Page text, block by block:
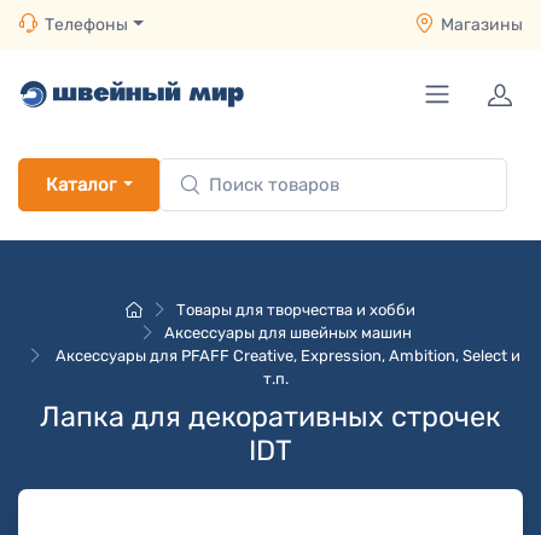
Телефоны Магазины
Каталог
Товары для творчества и хобби
Аксессуары для швейных машин
Аксессуары для PFAFF Creative, Expression, Ambition, Select и
т.п.
Лапка для декоративных строчек
IDT